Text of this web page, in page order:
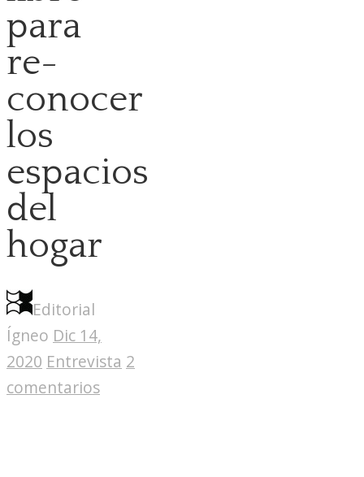
para
re-
conocer
los
espacios
del
hogar
Editorial
Ígneo Dic 14,
2020 Entrevista 2
comentarios